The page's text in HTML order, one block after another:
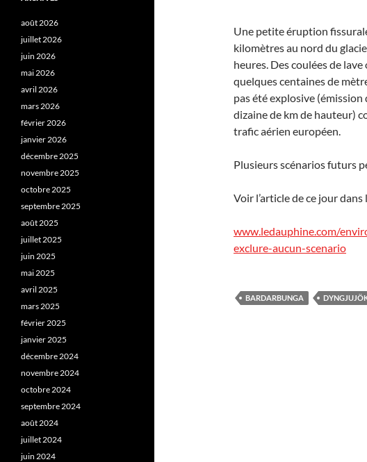
Une petite éruption
kilomètres au nord du
heures. Des coulées de
quelques centaines de
pas été explosive (émission
dizaine de km de hauteur)
trafic aérien européen.
Plusieurs scénarios futurs
Voir l’article de ce jour
www.ledauphine.com/
exclure-aucun-scenario
BARDARBUNGA
août 2026
juillet 2026
juin 2026
mai 2026
avril 2026
mars 2026
février 2026
janvier 2026
décembre 2025
novembre 2025
octobre 2025
septembre 2025
août 2025
juillet 2025
juin 2025
mai 2025
avril 2025
mars 2025
février 2025
janvier 2025
décembre 2024
novembre 2024
octobre 2024
septembre 2024
août 2024
juillet 2024
juin 2024